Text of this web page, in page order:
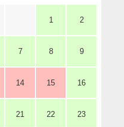
1 2
7 8 9
14 15 16
21 22 23